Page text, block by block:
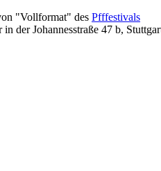
"Vollformat" des Pfffestivals
der Johannesstraße 47 b,